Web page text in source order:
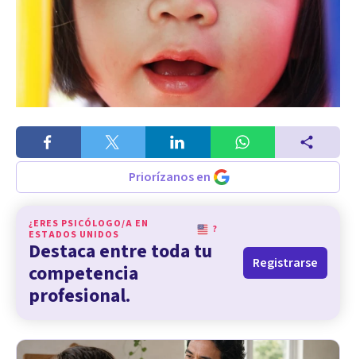
Priorízanos en
¿ERES PSICÓLOGO/A EN
ESTADOS UNIDOS
?
Destaca entre toda tu
competencia
profesional.
Registrarse